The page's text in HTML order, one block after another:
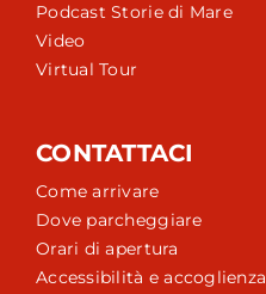
Podcast Storie di Mare
Video
Virtual Tour
CONTATTACI
Come arrivare
Dove parcheggiare
Orari di apertura
Accessibilità e accoglienza